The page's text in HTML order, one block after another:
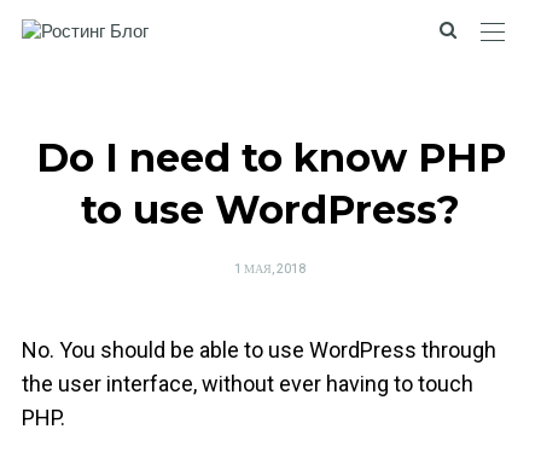
Do I need to know PHP
to use WordPress?
POSTED
1 МАЯ, 2018
No. You should be able to use WordPress through
the user interface, without ever having to touch
PHP.